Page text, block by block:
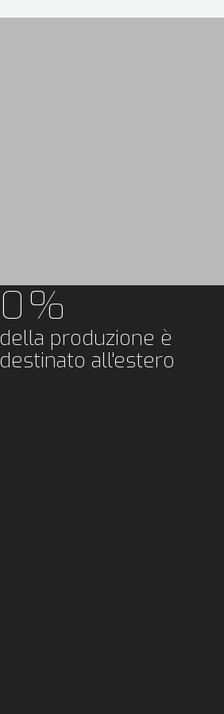
0%
della produzione è
destinato all'estero